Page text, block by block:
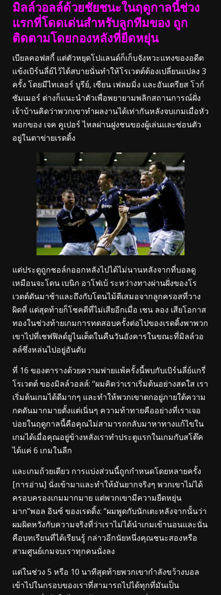
มิลล์วอลล์ด้วยชัยชนะในฤดูกาลนี้ช่วง
แรกที่โดดเด่นสําหรับลูกทีมของ ถูก
ติดตามโดยกองหลังที่ยืดหยุ่น
เบียลคอฟสกี้ แต่ตัวหยุดโปแลนด์ก็เก็บจังหวะแทงของอดีต
แข้งเบิร์นลี่ย์ไว้ได้สบายนั่นทําให้โรเวตต์ต้องเปลี่ยนแปลง 3
ครั้ง โดยมีไทเลอร์ บูรีย์, เซียน เฟลมมิ่ง และอันเดรียส โวก์
ซัมเมอร์ ต่างก็แนะนําตัวเพื่อพยายามพลิกสถานการณ์ฝั่ง
เจ้าบ้านคิดว่าพวกเขาทําผลงานได้เท่ากันหลังจบเกมเมื่อหัว
หอกของ เจค คูเปอร์ ไหลผ่านฝูงชนของผู้เล่นและซ่อนตัว
อยู่ในตาข่ายเรดดิ้ง
แต่ประตูถูกชอล์กออกหลังไปได้ไม่นานหลังจากที่บอลดู
เหมือนจะโดน เบนิก อาโฟเบ้ ระหว่างทางผ่านฝั่งของโร
เวตต์ดันมาช้าและถึงกับโดนไม้ตีเสมอจากลูกครอสที่วาง
ผิดที่ แต่สุดท้ายก็โชคดีที่ไม่เสียอีกเมื่อ เชน ลอง เสียโอกาส
ทองในช่วงท้ายเกมการทดสอบครั้งต่อไปของเรดดิ้งพาพวก
เขาไปที่เชฟฟิลด์ยูไนเต็ดในคืนวันอังคารในขณะที่มิลล์วอ
ลล์ซึ่งหล่นไปอยู่อันดับ
ที่ 16 ของตารางด้วยความพ่ายแพ้ครั้งนี้พบกับเบิร์นลี่ย์แกรี่
โรเวตต์ ของมิลล์วอลล์: “ผมคิดว่าเราเริ่มต้นอย่างสดใส เรา
เริ่มต้นเกมได้ดีมากๆ และทําให้พวกเขาตกอยู่ภายใต้ความ
กดดันมากมายตั้งแต่เนิ่นๆ ความท้าทายคืออย่างที่เราเจอ
บ่อยในฤดูกาลนี้คือคุณไม่สามารถกลับมาหาทางแก้ไขใน
เกมได้เมื่อคุณอยู่ข้างหลังเราทําประตูแรกในเกมกับสโต๊ค
ได้แค่ 6 เกมในลีก
และเกมถ้วยเดียว การแบ่งส่วนนี้ถูกกําหนดโดยหลายครั้ง
[การอ่าน] นั่งเข้ามาและทําให้มันยากจริงๆ พวกเขาไม่ได้
ครอบครองเกมมากมาย แต่พวกเขามีความยืดหยุ่น
มาก”พอล อินซ์ ของเรดดิ้ง: “ผมพูดกับนักเตะหลังจากนั้นว่า
ผมผิดหวังกับความจริงที่ว่าเราไม่ได้นําเกมเข้านอนและนั่น
คือบทเรียนที่ได้เรียนรู้ กล่าวอีกนัยหนึ่งคุณชนะสองหรือ
สามศูนย์เกมจบเราทุกคนนั่งลง
แต่ในช่วง 5 หรือ 10 นาทีสุดท้ายพวกเขากําลังขว้างบอล
เข้าไปในกรอบของเราที่สามารถไปได้ทุกที่มันเป็น